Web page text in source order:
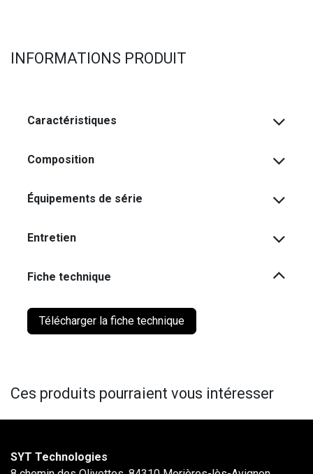
INFORMATIONS PRODUIT
Caractéristiques
Composition
Équipements de série
Entretien
Fiche technique
Télécharger la fiche technique
Ces produits pourraient vous intéresser
SYT Technologies